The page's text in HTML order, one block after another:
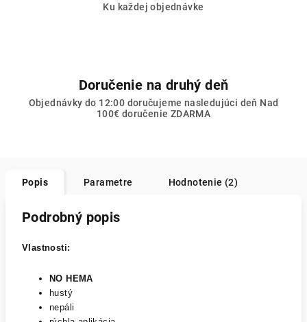
Ku každej objednávke
Doručenie na druhý deň
Objednávky do 12:00 doručujeme nasledujúci deň Nad
100€ doručenie ZDARMA
Popis Parametre Hodnotenie (2)
Podrobný popis
Vlastnosti:
NO HEMA
hustý
nepáli